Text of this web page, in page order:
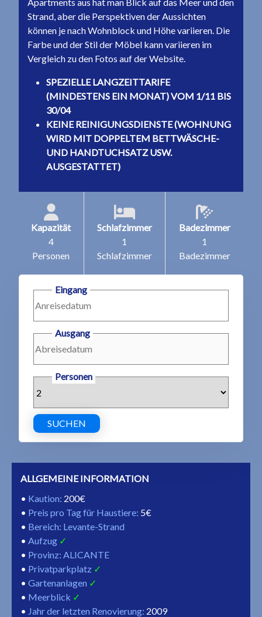
Strand, aber die Perspektiven der Aussichten
können je nach Wohnblock und Höhe variieren. Die
Farbe und der Stil der Möbel kann variieren im
Vergleich zu den Fotos auf der Website.
SPEZIELLE LANGZEITTARIFE
(MINDESTENS EIN MONAT) VOM 1/11 BIS
30/04
KEINE REINIGUNGSDIENSTE (WOHNUNG
WIRD MIT DOPPELTEM BETTWÄSCHE-
UND HANDTUCHSATZ USW.
AUSGESTATTET)
Kapazität
4
Personen
Schlafzimmer
1
Schlafzimmer
Badezimmer
1
Badezimmer
Eingang
Ausgang
Personen
SUCHEN
ALLGEMEINE INFORMATION
Kaution: 200€
Preis pro Tag für Haustiere: 5€
Bereich: Levante-Strand
Aufzug
Provinz: ALICANTE
Privatparkplatz
Gartenanlagen
Meerblick
Jahr der letzten Renovierung: 2009